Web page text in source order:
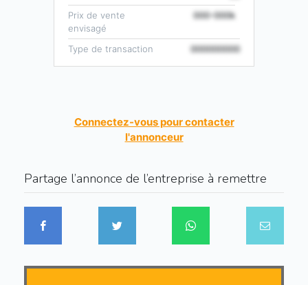
Prix de vente
envisagé
000-000k
Type de transaction 000000000
Connectez-vous pour contacter
l'annonceur
Partage l’annonce de l’entreprise à remettre